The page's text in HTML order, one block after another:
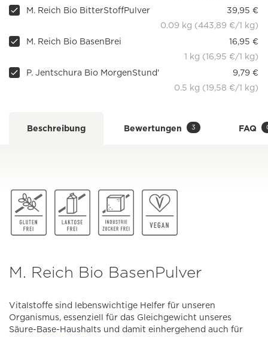
M. Reich Bio BitterStoffPulver
39,95 €
0.09 kg (443,89 €/1 kg)
M. Reich Bio BasenBrei
16,95 €
1 kg (16,95 €/1 kg)
P. Jentschura Bio MorgenStund'
9,79 €
0.5 kg (19,58 €/1 kg)
Beschreibung Bewertungen 3 FAQ
M. Reich Bio BasenPulver
Vitalstoffe sind lebenswichtige Helfer für unseren
Organismus, essenziell für das Gleichgewicht unseres
Säure-Base-Haushalts und damit einhergehend auch für